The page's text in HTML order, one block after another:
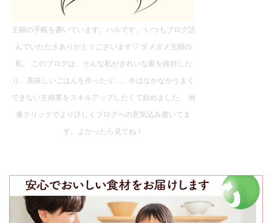
主婦の手帳を書いています。ハルです。 いつもブログ読
んでいただきありがとうございます♡ ダメダメ主婦の
私。 このブログは、そんな私がきれいな家を維持した
り、美味しいごはんを作ったり…。今はなかなかうまく
できない主婦業をスキルアップしたくて始めました。 画
像クリックでより詳しくブログへの意気込み書いてま
す。よかったら見てね！